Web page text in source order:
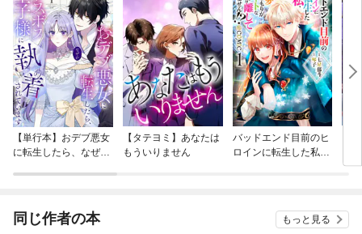
【単行本】おデブ悪女
に転生したら、なぜか
【タテヨミ】あなたは
もういりません
バッドエンド目前のヒ
ロインに転生した私、
同じ作者の本 もっと見る